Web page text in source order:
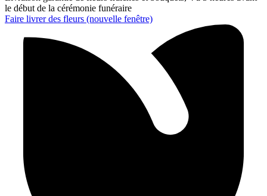
le début de la cérémonie funéraire
Faire livrer des fleurs (nouvelle fenêtre)